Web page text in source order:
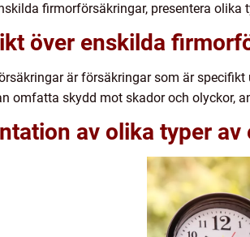
firmorförsäkringar, presentera
över enskilda
är försäkringar som är
omfatta skydd mot skador och olyckor,
av olika typer